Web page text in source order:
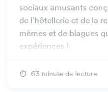
sociaux amusants
de l'hôtellerie et de la
mèmes et de blagues
expériences !
63 minute de lecture